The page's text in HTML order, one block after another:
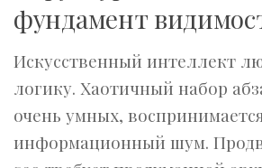
фундамент
Искусственный интеллект
логику. Хаотичный набор
очень умных,
информационный шум.